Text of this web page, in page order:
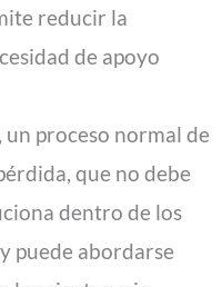
reducir la
de apoyo
, un proceso normal de
que no debe
dentro de los
puede abordarse